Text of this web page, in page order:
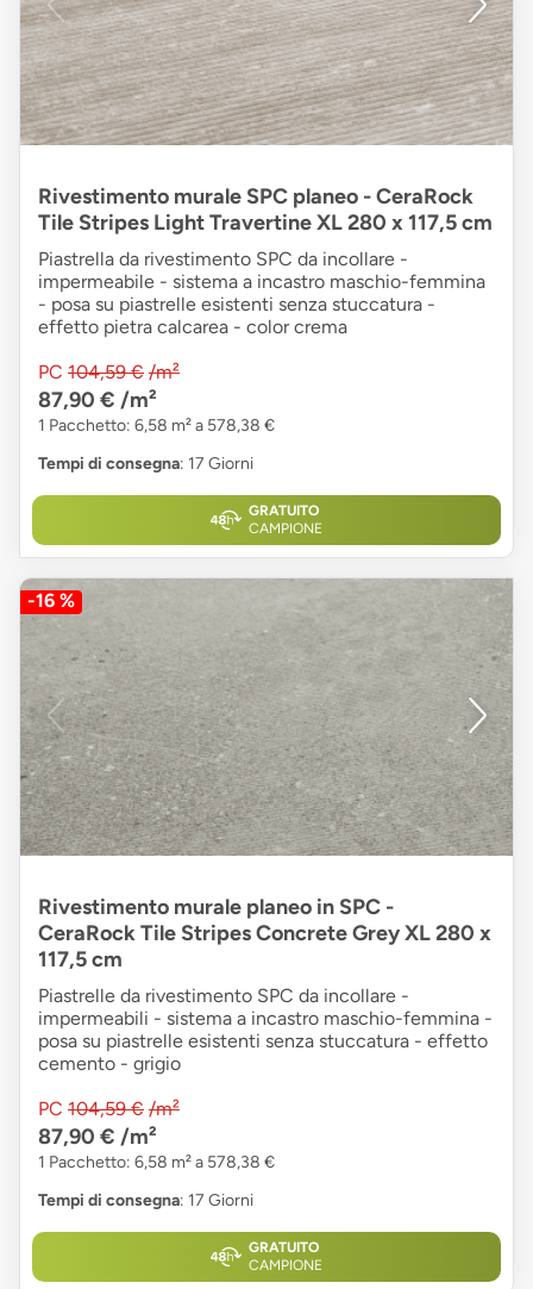
Rivestimento murale SPC planeo - CeraRock
Tile Stripes Light Travertine XL 280 x 117,5 cm
Piastrella da rivestimento SPC da incollare -
impermeabile - sistema a incastro maschio-femmina
- posa su piastrelle esistenti senza stuccatura -
effetto pietra calcarea - color crema
PC 104,59 € /m²
87,90 € /m²
1 Pacchetto: 6,58 m² a 578,38 €
Tempi di consegna: 17 Giorni
GRATUITO
CAMPIONE
-16 %
Rivestimento murale planeo in SPC -
CeraRock Tile Stripes Concrete Grey XL 280 x
117,5 cm
Piastrelle da rivestimento SPC da incollare -
impermeabili - sistema a incastro maschio-femmina -
posa su piastrelle esistenti senza stuccatura - effetto
cemento - grigio
PC 104,59 € /m²
87,90 € /m²
1 Pacchetto: 6,58 m² a 578,38 €
Tempi di consegna: 17 Giorni
GRATUITO
CAMPIONE